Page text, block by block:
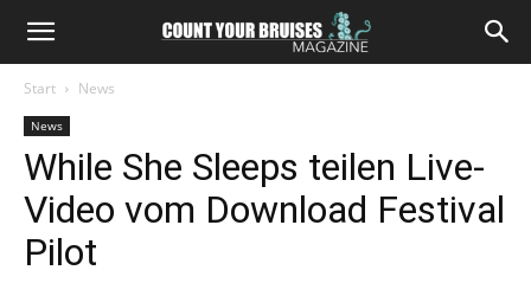
Start News
News
While She Sleeps teilen Live-
Video vom Download Festival
Pilot